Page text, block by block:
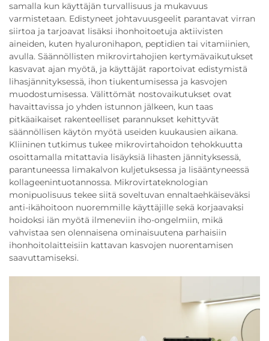
samalla kun käyttäjän turvallisuus ja mukavuus
varmistetaan. Edistyneet johtavuusgeelit parantavat virran
siirtoa ja tarjoavat lisäksi ihonhoitoetuja aktiivisten
aineiden, kuten hyaluronihapon, peptidien tai vitamiinien,
avulla. Säännöllisten mikrovirtahojien kertymävaikutukset
kasvavat ajan myötä, ja käyttäjät raportoivat edistymistä
lihasjännityksessä, ihon tiukentumisessa ja kasvojen
muodostumisessa. Välittömät nostovaikutukset ovat
havaittavissa jo yhden istunnon jälkeen, kun taas
pitkäaikaiset rakenteelliset parannukset kehittyvät
säännöllisen käytön myötä useiden kuukausien aikana.
Kliininen tutkimus tukee mikrovirtahoidon tehokkuutta
osoittamalla mitattavia lisäyksiä lihasten jännityksessä,
parantuneessa limakalvon kuljetuksessa ja lisääntyneessä
kollageenintuotannossa. Mikrovirtateknologian
monipuolisuus tekee siitä soveltuvan ennaltaehkäiseväksi
anti-ikähoitoon nuoremmille käyttäjille sekä korjaavaksi
hoidoksi iän myötä ilmeneviin iho-ongelmiin, mikä
vahvistaa sen olennaisena ominaisuutena parhaisiin
ihonhoitolaitteisiin kattavan kasvojen nuorentamisen
saavuttamiseksi.